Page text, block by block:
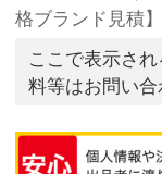
格ブランド見積】
ここで表示さ
料等はお問い